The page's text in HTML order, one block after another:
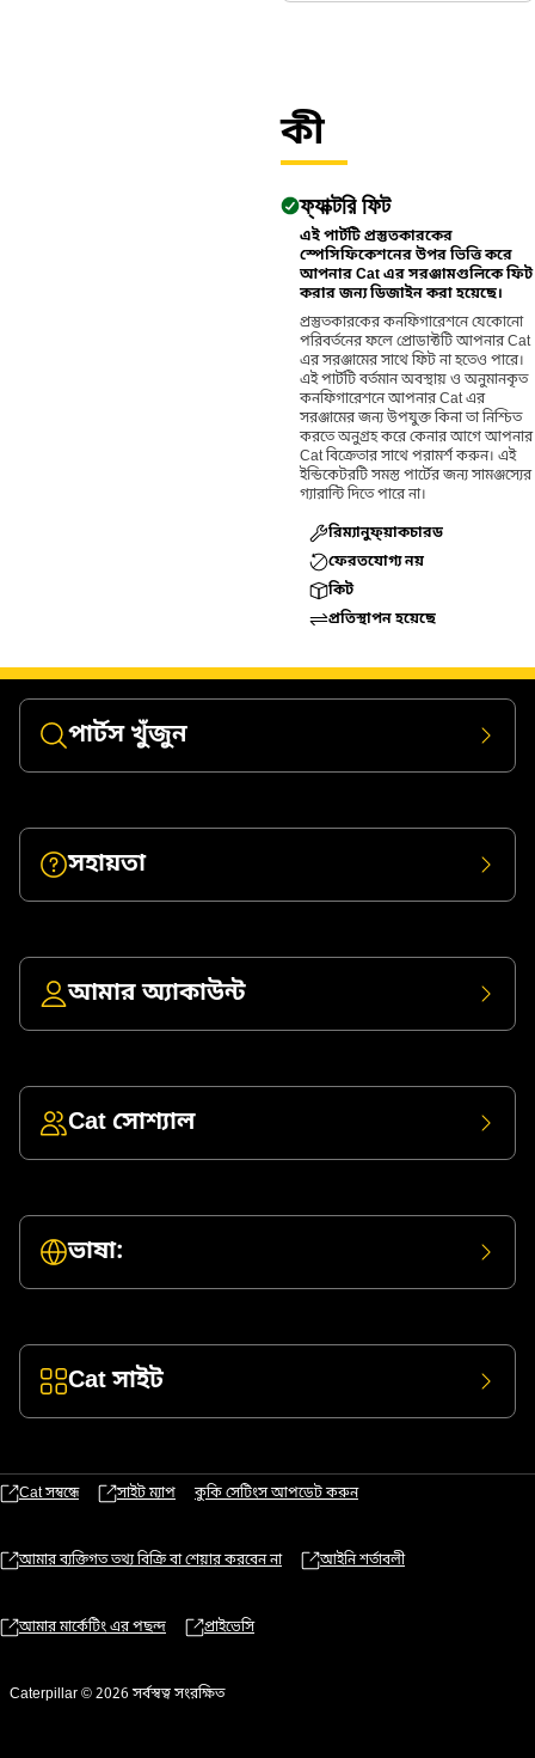
কী
ফ্যাক্টরি ফিট
এই পার্টটি প্রস্তুতকারকের
স্পেসিফিকেশনের উপর ভিত্তি করে
আপনার Cat এর সরঞ্জামগুলিকে ফিট
করার জন্য ডিজাইন করা হয়েছে।
প্রস্তুতকারকের কনফিগারেশনে যেকোনো
পরিবর্তনের ফলে প্রোডাক্টটি আপনার Cat
এর সরঞ্জামের সাথে ফিট না হতেও পারে।
এই পার্টটি বর্তমান অবস্থায় ও অনুমানকৃত
কনফিগারেশনে আপনার Cat এর
সরঞ্জামের জন্য উপযুক্ত কিনা তা নিশ্চিত
করতে অনুগ্রহ করে কেনার আগে আপনার
Cat বিক্রেতার সাথে পরামর্শ করুন। এই
ইন্ডিকেটরটি সমস্ত পার্টের জন্য সামঞ্জস্যের
গ্যারান্টি দিতে পারে না।
রিম্যানুফ্য়াকচারড
ফেরতযোগ্য নয়
কিট
প্রতিস্থাপন হয়েছে
পার্টস খুঁজুন
সহায়তা
আমার অ্যাকাউন্ট
Cat সোশ্যাল
ভাষা:
Cat সাইট
Cat সম্বন্ধে সাইট ম্যাপ কুকি সেটিংস আপডেট করুন
আমার ব্যক্তিগত তথ্য বিক্রি বা শেয়ার করবেন না আইনি শর্তাবলী
আমার মার্কেটিং এর পছন্দ প্রাইভেসি
Caterpillar © 2026 সর্বস্বত্ব সংরক্ষিত